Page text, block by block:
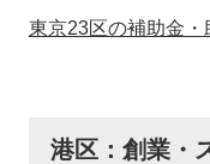
東京23区の補助金・
港区：創業・